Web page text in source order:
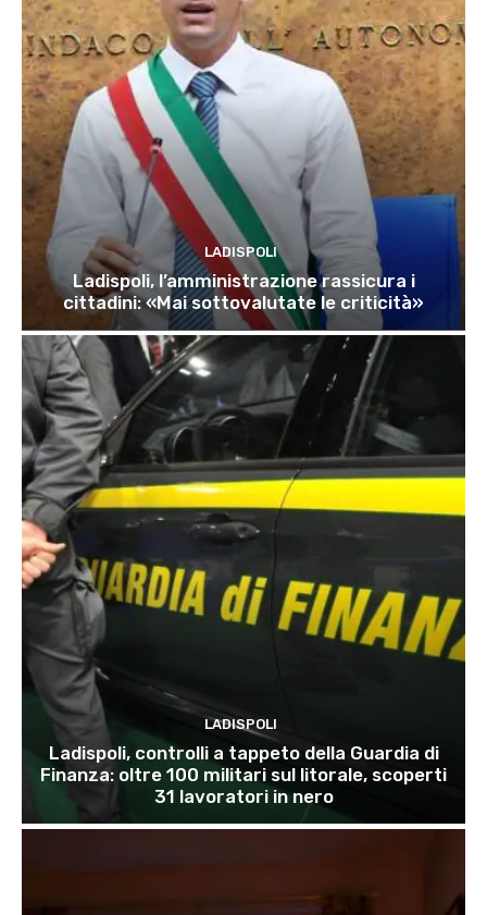
LADISPOLI
Ladispoli, l’amministrazione rassicura i
cittadini: «Mai sottovalutate le criticità»
LADISPOLI
Ladispoli, controlli a tappeto della Guardia di
Finanza: oltre 100 militari sul litorale, scoperti
31 lavoratori in nero